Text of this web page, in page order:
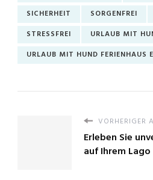
SICHERHEIT
SORGENFREI
STRESSFREI
URLAUB MIT
URLAUB MIT HUND FERIENHAUS
VORHERIGER
Erleben Sie
auf Ihrem